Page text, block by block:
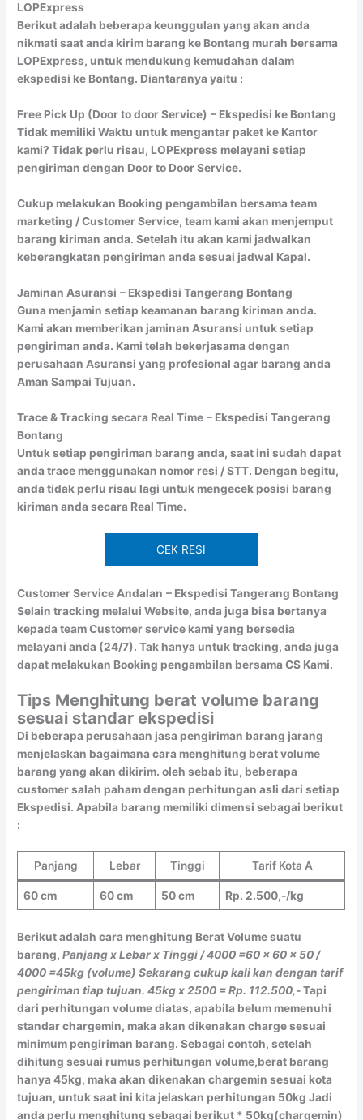
LOPExpress
Berikut adalah beberapa keunggulan yang akan anda
nikmati saat anda kirim barang ke Bontang murah bersama
LOPExpress, untuk mendukung kemudahan dalam
ekspedisi ke Bontang. Diantaranya yaitu :
Free Pick Up (Door to door Service) – Ekspedisi ke Bontang
Tidak memiliki Waktu untuk mengantar paket ke Kantor
kami? Tidak perlu risau, LOPExpress melayani setiap
pengiriman dengan Door to Door Service.
Cukup melakukan Booking pengambilan bersama team
marketing / Customer Service, team kami akan menjemput
barang kiriman anda. Setelah itu akan kami jadwalkan
keberangkatan pengiriman anda sesuai jadwal Kapal.
Jaminan Asuransi – Ekspedisi Tangerang Bontang
Guna menjamin setiap keamanan barang kiriman anda.
Kami akan memberikan jaminan Asuransi untuk setiap
pengiriman anda. Kami telah bekerjasama dengan
perusahaan Asuransi yang profesional agar barang anda
Aman Sampai Tujuan.
Trace & Tracking secara Real Time – Ekspedisi Tangerang
Bontang
Untuk setiap pengiriman barang anda, saat ini sudah dapat
anda trace menggunakan nomor resi / STT. Dengan begitu,
anda tidak perlu risau lagi untuk mengecek posisi barang
kiriman anda secara Real Time.
CEK RESI
Customer Service Andalan – Ekspedisi Tangerang Bontang
Selain tracking melalui Website, anda juga bisa bertanya
kepada team Customer service kami yang bersedia
melayani anda (24/7). Tak hanya untuk tracking, anda juga
dapat melakukan Booking pengambilan bersama CS Kami.
Tips Menghitung berat volume barang
sesuai standar ekspedisi
Di beberapa perusahaan jasa pengiriman barang jarang
menjelaskan bagaimana cara menghitung berat volume
barang yang akan dikirim. oleh sebab itu, beberapa
customer salah paham dengan perhitungan asli dari setiap
Ekspedisi. Apabila barang memiliki dimensi sebagai berikut
:
Panjang Lebar Tinggi Tarif Kota A
60 cm 60 cm 50 cm Rp. 2.500,-/kg
Berikut adalah cara menghitung Berat Volume suatu
barang,Panjang x Lebar x Tinggi / 4000 =60 x 60 x 50 /
4000 =45kg (volume) Sekarang cukup kali kan dengan tarif
pengiriman tiap tujuan. 45kg x 2500 = Rp. 112.500,-Tapi
dari perhitungan volume diatas, apabila belum memenuhi
standar chargemin, maka akan dikenakan charge sesuai
minimum pengiriman barang. Sebagai contoh, setelah
dihitung sesuai rumus perhitungan volume,berat barang
hanya 45kg, maka akan dikenakan chargemin sesuai kota
tujuan, untuk saat ini kita jelaskan perhitungan 50kg Jadi
anda perlu menghitung sebagai berikut * 50kg(chargemin)